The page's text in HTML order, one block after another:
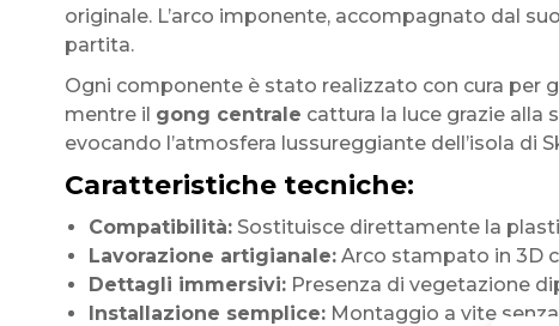
originale. L’arco imponente, accompagnato dal
partita.
Ogni componente è stato realizzato con cura per
mentre il gong centrale cattura la luce grazie alla
evocando l’atmosfera lussureggiante dell’isola di
Caratteristiche tecniche:
Compatibilità:Sostituisce direttamente la
Lavorazione artigianale:Arco stampato in 3D
Dettagli immersivi:Presenza di vegetazione
Installazione semplice:Montaggio a vite